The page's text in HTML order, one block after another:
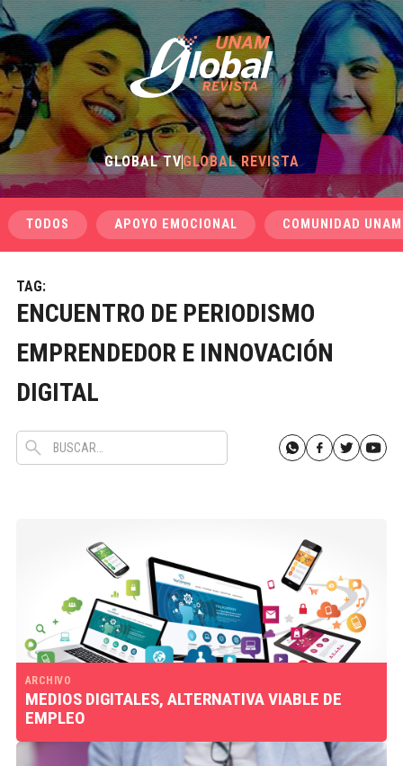
GLOBAL TVGLOBAL REVISTA
TODOS APOYO EMOCIONAL COMUNIDAD UNAM
TAG:
ENCUENTRO DE PERIODISMO
EMPRENDEDOR E INNOVACIÓN
DIGITAL
ARCHIVO
MEDIOS DIGITALES, ALTERNATIVA VIABLE DE
EMPLEO